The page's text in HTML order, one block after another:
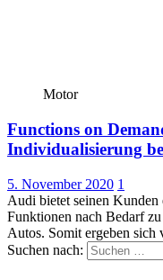
Motor
Functions on
Individualisierung
5. November 2020 1
Audi bietet seinen
Funktionen nach Bedarf
Autos. Somit ergeben sich
Suchen nach: